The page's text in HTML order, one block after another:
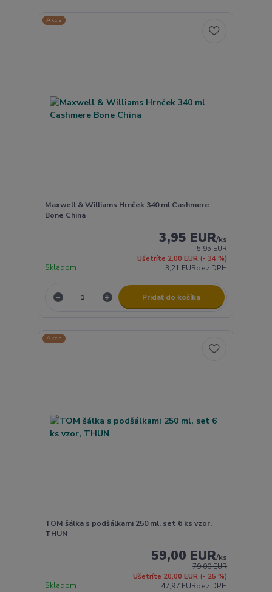
Akcia
Maxwell & Williams Hrnček 340 ml Cashmere
Bone China
5,95 EUR
Ušetríte 2,00 EUR (- 34 %)
3,95 EUR/ks
3,21 EURbez DPH
Skladom
Pridať do košíka
Akcia
TOM šálka s podšálkami 250 ml, set 6 ks vzor,
THUN
79,00 EUR
Ušetríte 20,00 EUR (- 25 %)
59,00 EUR/ks
47,97 EURbez DPH
Skladom